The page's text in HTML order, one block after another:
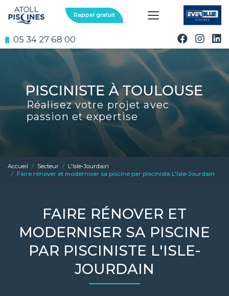
au
contenu
05 34 27 68 00
Rappel gratuit
Réalisez votre projet avec
passion et expertise
Accueil Secteur
L'Isle-Jourdain
Faire rénover et moderniser sa piscine par pisciniste L'Isle-Jourdain
FAIRE RÉNOVER ET
MODERNISER SA PISCINE
PAR PISCINISTE L'ISLE-
JOURDAIN